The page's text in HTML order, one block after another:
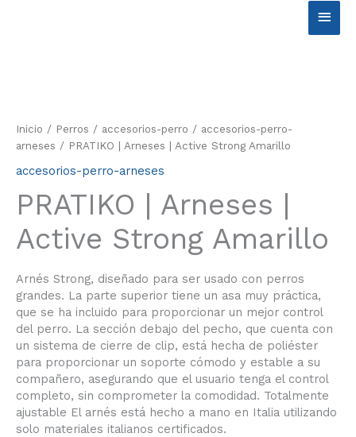
Inicio / Perros / accesorios-perro / accesorios-perro-
arneses / PRATIKO | Arneses | Active Strong Amarillo
accesorios-perro-arneses
PRATIKO | Arneses |
Active Strong Amarillo
Arnés Strong, diseñado para ser usado con perros
grandes. La parte superior tiene un asa muy práctica,
que se ha incluido para proporcionar un mejor control
del perro. La sección debajo del pecho, que cuenta con
un sistema de cierre de clip, está hecha de poliéster
para proporcionar un soporte cómodo y estable a su
compañero, asegurando que el usuario tenga el control
completo, sin comprometer la comodidad. Totalmente
ajustable El arnés está hecho a mano en Italia utilizando
solo materiales italianos certificados.